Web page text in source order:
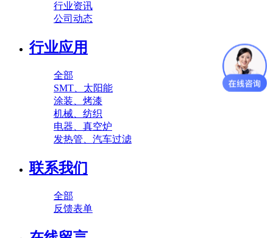
行业资讯
公司动态
行业应用
全部
SMT、太阳能
涂装、烤漆
机械、纺织
电器、真空炉
发热管、汽车过滤
联系我们
全部
反馈表单